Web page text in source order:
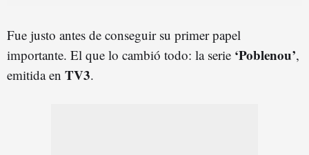
Fue justo antes de conseguir su primer papel
importante. El que lo cambió todo: la serie ‘Poblenou’,
emitida en TV3.